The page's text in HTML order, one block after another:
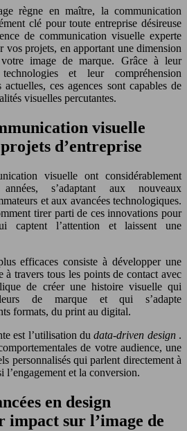
règne en maître, la communication
clé pour toute entreprise désireuse
de communication visuelle experte
vos projets, en apportant une dimension
image de marque. Grâce à leur
et leur compréhension
ces agences sont capables de
visuelles percutantes.
visuelle
d’entreprise
visuelle ont considérablement
s’adaptant aux nouveaux
et aux avancées technologiques.
tirer parti de ces innovations pour
captent l’attention et laissent une
efficaces consiste à développer une
à travers tous les points de contact avec
de créer une histoire visuelle qui
de marque et qui s’adapte
formats, du print au digital.
est l’utilisation dudata-driven design .
de votre audience, une
personnalisés qui parlent directement à
l’engagement et la conversion.
en design
impact sur l’image de